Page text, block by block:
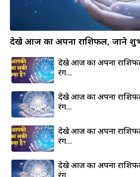
देखे आज का अपना राशिफल, जाने
देखे आज का अपना
रंग…
देखे आज का अपना
रंग…
देखे आज का अपना
रंग…
देखे आज का अपना